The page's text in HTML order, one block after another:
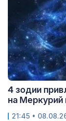
4 зодии
на Меркурий
21:45 •